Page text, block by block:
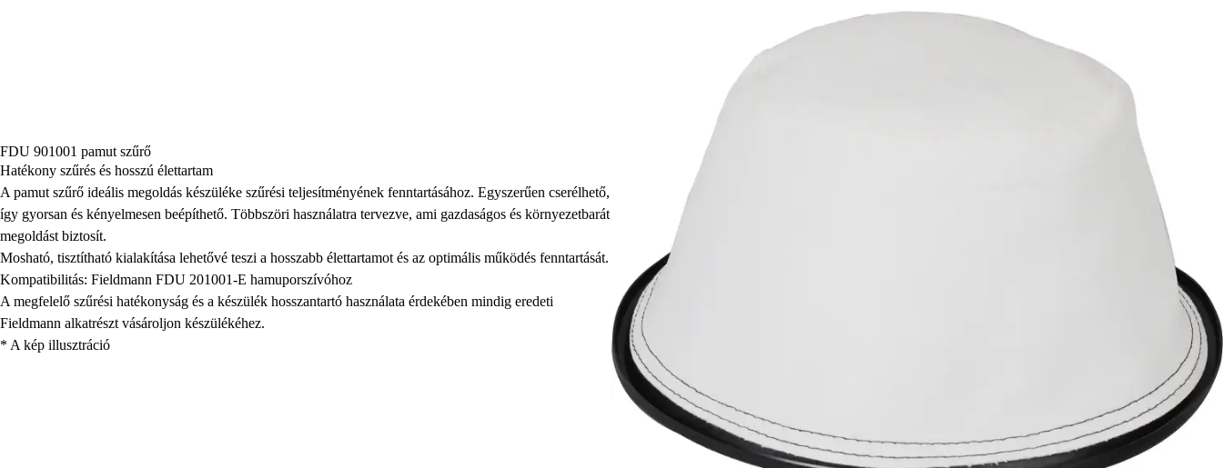
FDU 901001 pamut szűrő
Hatékony szűrés és hosszú élettartam
A pamut szűrő ideális megoldás készüléke szűrési teljesítményének fenntartásához. Egyszerűen cserélhető,
így gyorsan és kényelmesen beépíthető. Többszöri használatra tervezve, ami gazdaságos és környezetbarát
megoldást biztosít.
Mosható, tisztítható kialakítása lehetővé teszi a hosszabb élettartamot és az optimális működés fenntartását.
Kompatibilitás: Fieldmann FDU 201001-E hamuporszívóhoz
A megfelelő szűrési hatékonyság és a készülék hosszantartó használata érdekében mindig eredeti
Fieldmann alkatrészt vásároljon készülékéhez.
* A kép illusztráció